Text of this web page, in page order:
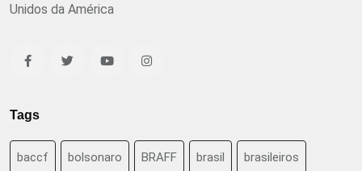
Unidos da América
Tags
baccf bolsonaro BRAFF brasil brasileiros